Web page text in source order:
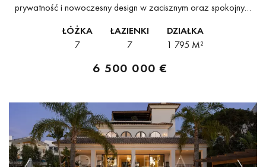
prywatność i nowoczesny design w zacisznym oraz spokojnym
linie architektoniczne z naturalnymi fakturami i płynnym...
ŁÓŻKA
7
ŁAZIENKI
7
DZIAŁKA
1 795 M²
6 500 000 €